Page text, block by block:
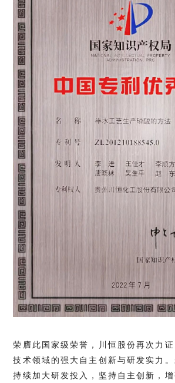
荣膺此国家级荣誉， 川恒股份再次力
技术领域的强大自主创新与研发实力
持续加大研发投入，坚持自主创新，